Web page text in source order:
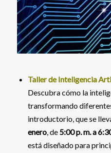
Taller de Inteligencia
Descubra cómo la
transformando
introductorio, que se
enero, de5:00 p. m. a
está diseñado para